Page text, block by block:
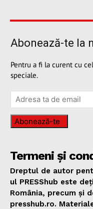
Abonează-te la
Pentru a fi la curent cu
speciale.
Abonează-te
Termeni și
Dreptul de autor
ul PRESShub este
România, precum și
presshub.ro.